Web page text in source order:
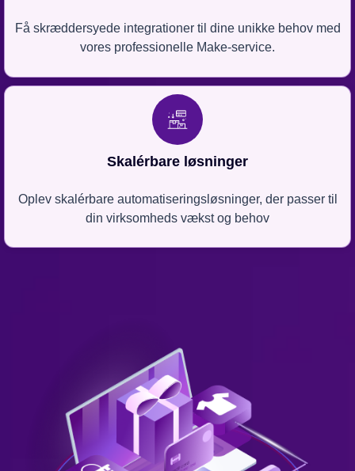
Få skræddersyede integrationer til dine unikke behov med
vores professionelle Make-service.
Skalérbare løsninger
Oplev skalérbare automatiseringsløsninger, der passer til
din virksomheds vækst og behov